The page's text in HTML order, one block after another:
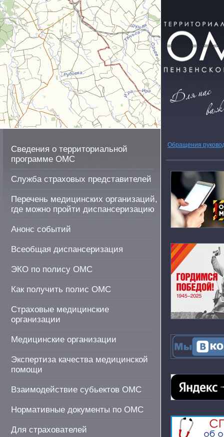
Сведения о территориальной
программе ОМС
Служба страховых представителей
Перечень медицинских организаций,
где можно пройти диспансеризацию
Анонс событий
Всеобщая диспансеризация
ЭКО по полису ОМС
Как получить полис ОМС
Страховые медицинские
организации
Медицинские организации
Экспертиза качества медицинской
помощи
Взаимодействие субьектов ОМС
Нормативные документы по ОМС
Для страхователей
Обращения